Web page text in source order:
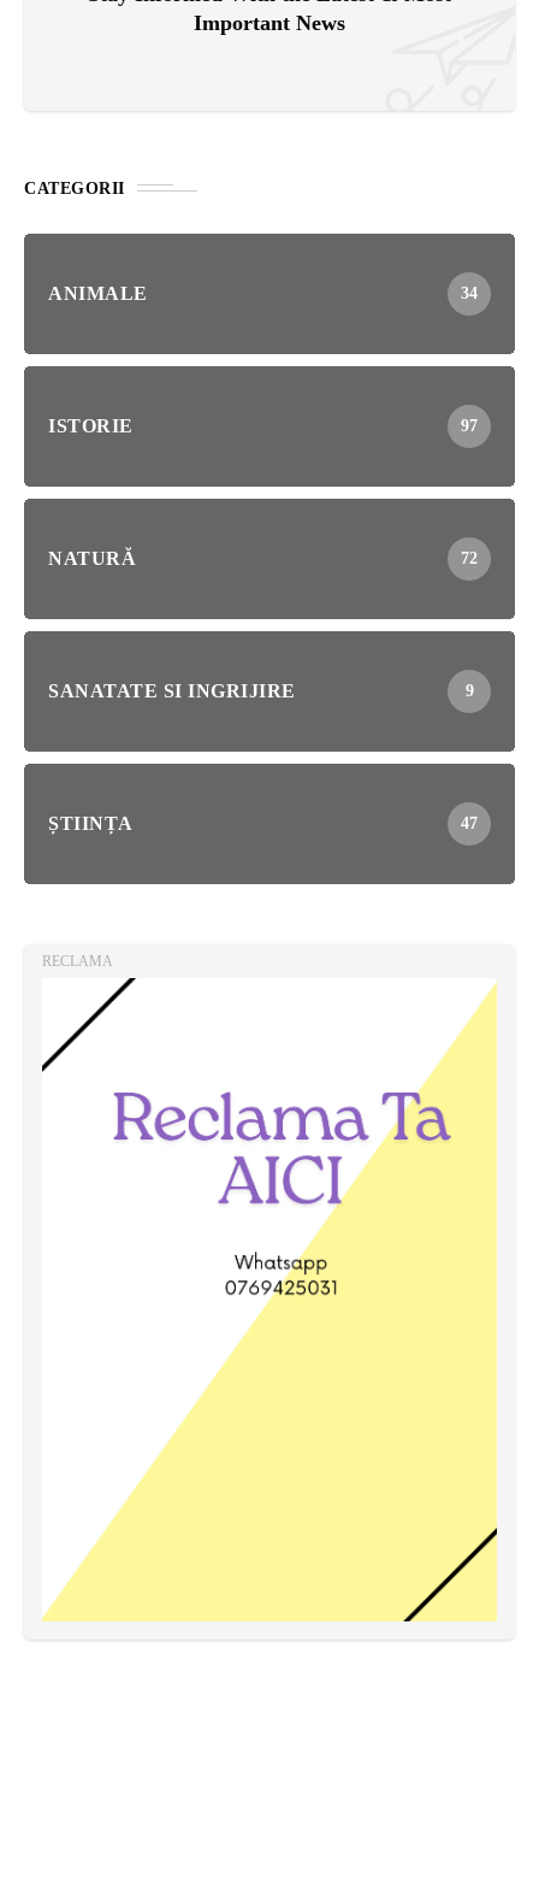
Important News
CATEGORII
ANIMALE 34
ISTORIE 97
NATURĂ 72
SANATATE SI INGRIJIRE 9
ȘTIINȚA 47
RECLAMA